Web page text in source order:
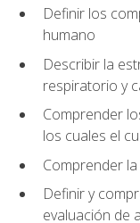
Definir los
humano
Describir la
respiratorio y
Comprender
los cuales el
Comprender
Definir y
evaluación de